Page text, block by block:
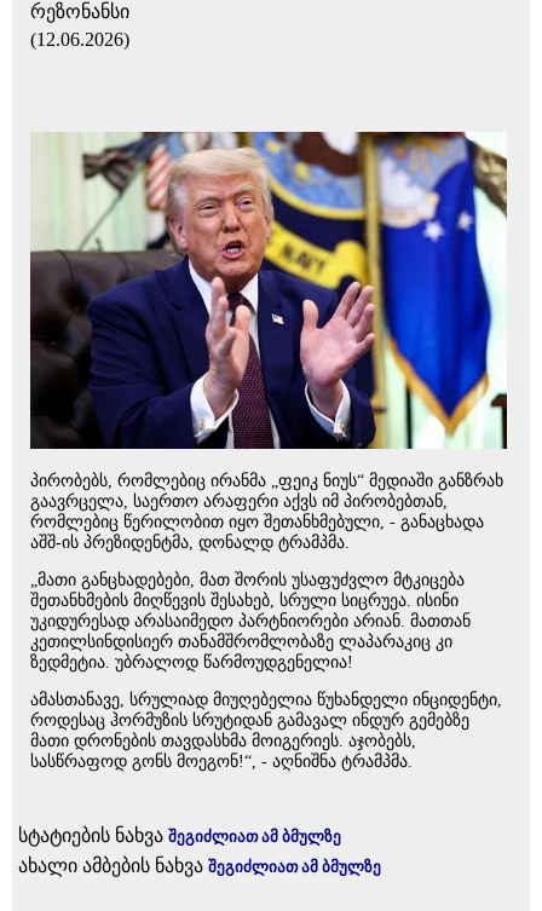
რეზონანსი
(12.06.2026)
პირობებს, რომლებიც ირანმა „ფეიკ ნიუს“ მედიაში განზრახ
გაავრცელა, საერთო არაფერი აქვს იმ პირობებთან,
რომლებიც წერილობით იყო შეთანხმებული, - განაცხადა
აშშ-ის პრეზიდენტმა, დონალდ ტრამპმა.
„მათი განცხადებები, მათ შორის უსაფუძვლო მტკიცება
შეთანხმების მიღწევის შესახებ, სრული სიცრუეა. ისინი
უკიდურესად არასაიმედო პარტნიორები არიან. მათთან
კეთილსინდისიერ თანამშრომლობაზე ლაპარაკიც კი
ზედმეტია. უბრალოდ წარმოუდგენელია!
ამასთანავე, სრულიად მიუღებელია წუხანდელი ინციდენტი,
როდესაც ჰორმუზის სრუტიდან გამავალ ინდურ გემებზე
მათი დრონების თავდასხმა მოიგერიეს. აჯობებს,
სასწრაფოდ გონს მოეგონ!“, - აღნიშნა ტრამპმა.
სტატიების ნახვა შეგიძლიათ ამ ბმულზე
ახალი ამბების ნახვა შეგიძლიათ ამ ბმულზე